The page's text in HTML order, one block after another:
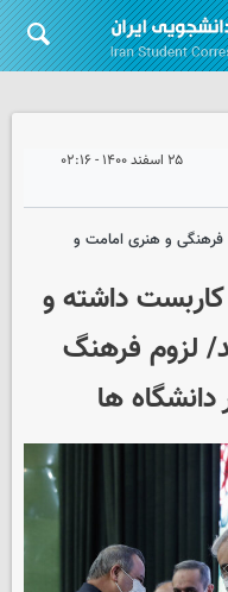
۲۵ اسفند ۱۴۰۰ - ۰۲:۱۶
فرهنگی و هنری امامت و
داشته و
لزوم فرهنگ
ها